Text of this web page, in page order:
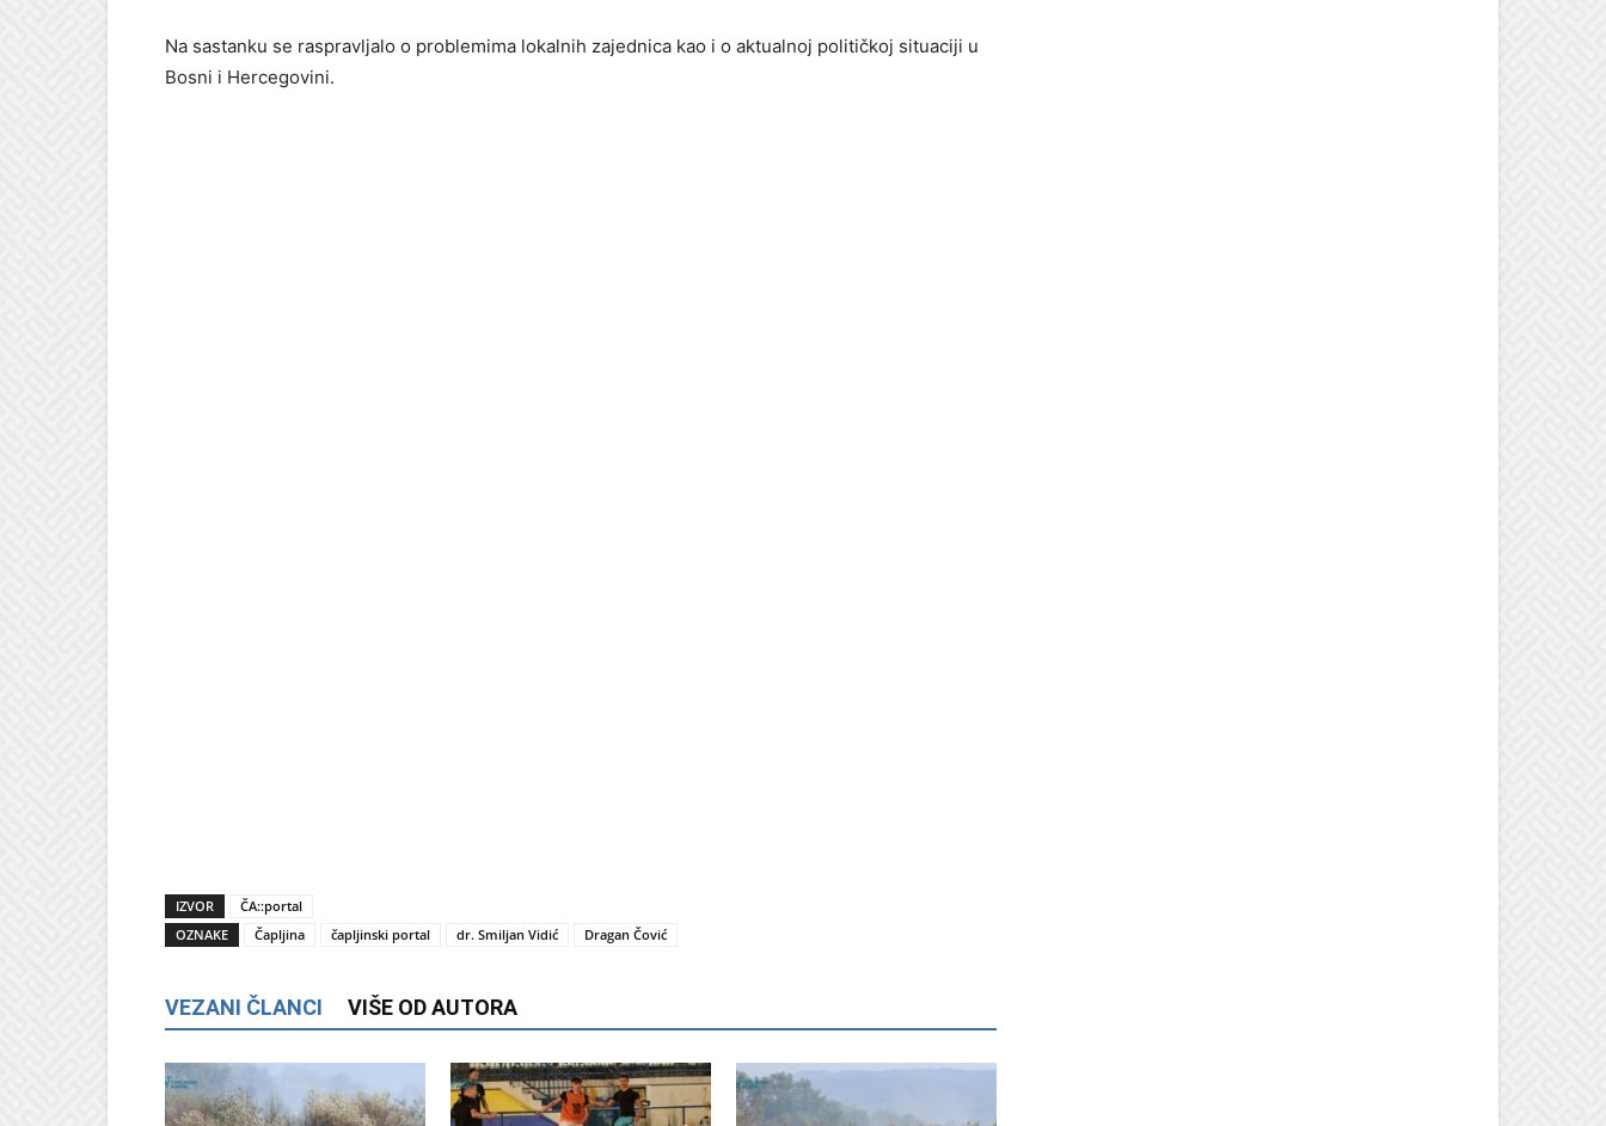
Na sastanku se raspravljalo o problemima lokalnih zajednica kao i o aktualnoj političkoj situaciji u
Bosni i Hercegovini.
IZVOR
ČA::portal
OZNAKE
Čapljina čapljinski portal dr. Smiljan Vidić Dragan Čović
VEZANI ČLANCI VIŠE OD AUTORA